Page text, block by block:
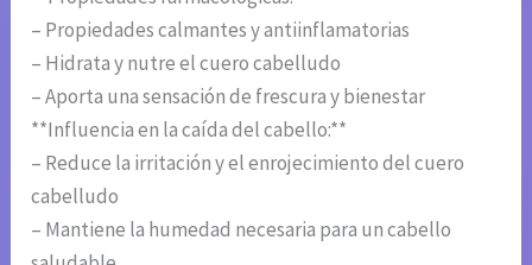
– Propiedades calmantes y antiinflamatorias
– Hidrata y nutre el cuero cabelludo
– Aporta una sensación de frescura y bienestar
**Influencia en la caída del cabello:**
– Reduce la irritación y el enrojecimiento del cuero
cabelludo
– Mantiene la humedad necesaria para un cabello